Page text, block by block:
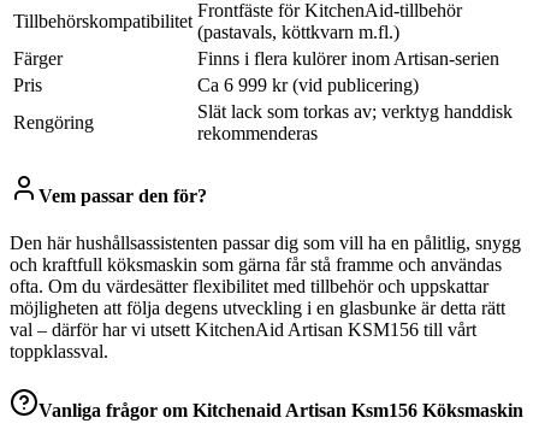
Tillbehörskompatibilitet
Frontfäste för KitchenAid-tillbehör
(pastavals, köttkvarn m.fl.)
Färger
Finns i flera kulörer inom Artisan-serien
Pris
Ca 6 999 kr (vid publicering)
Rengöring
Slät lack som torkas av; verktyg handdisk
rekommenderas
Vem passar den för?
Den här hushållsassistenten passar dig som vill ha en pålitlig, snygg
och kraftfull köksmaskin som gärna får stå framme och användas
ofta. Om du värdesätter flexibilitet med tillbehör och uppskattar
möjligheten att följa degens utveckling i en glasbunke är detta rätt
val – därför har vi utsett KitchenAid Artisan KSM156 till vårt
toppklassval.
Vanliga frågor om Kitchenaid Artisan Ksm156 Köksmaskin